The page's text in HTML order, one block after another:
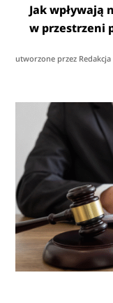
Jak wpływają
w przestrzeni
utworzone przez Redakcja